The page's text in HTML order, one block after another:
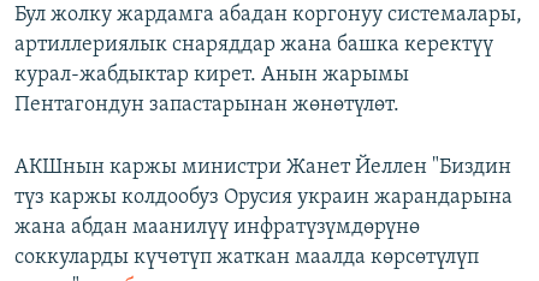
Бул жолку жардамга абадан коргонуу системалары,
артиллериялык снаряддар жана башка керектүү
курал-жабдыктар кирет. Анын жарымы
Пентагондун запастарынан жөнөтүлөт.
АКШнын каржы министри Жанет Йеллен "Биздин
түз каржы колдообуз Орусия украин жарандарына
жана абдан маанилүү инфратүзүмдөрүнө
соккуларды күчөтүп жаткан маалда көрсөтүлүп